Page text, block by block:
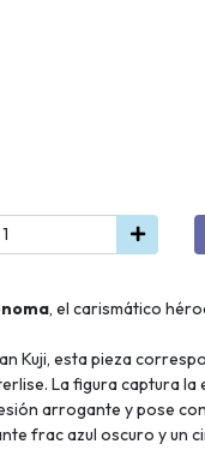
, el carismático
Kuji, esta pieza
La figura captura la
arrogante y pose
frac azul oscuro y un